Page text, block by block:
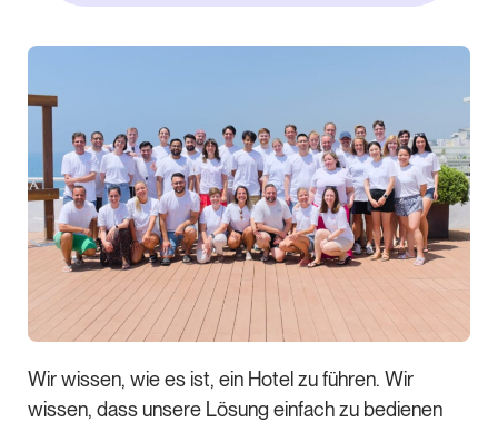
Wir wissen, wie es ist, ein Hotel zu führen. Wir
wissen, dass unsere Lösung einfach zu bedienen